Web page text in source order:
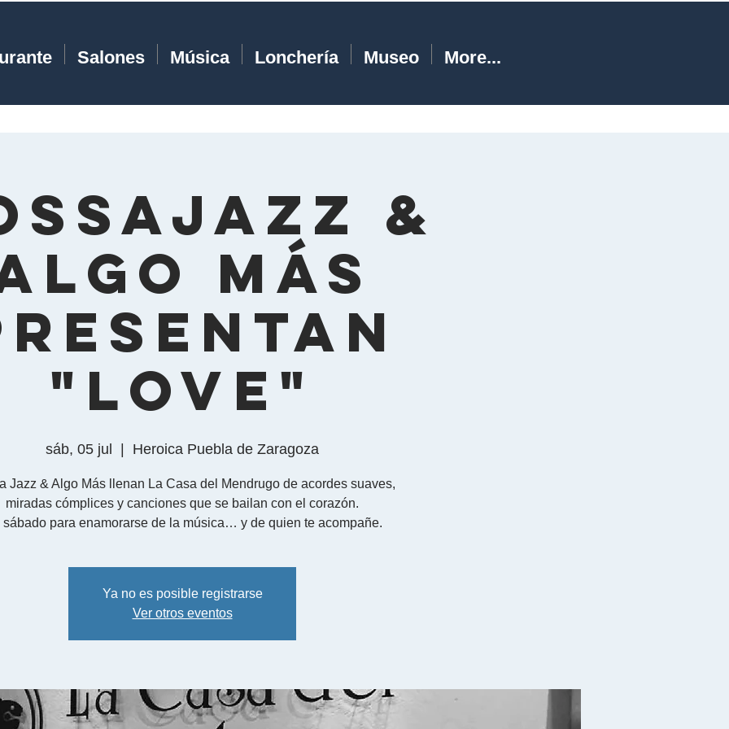
Salones Música Lonchería Museo More...
&
Más
"Love"
sáb, 05 jul Heroica Puebla de Zaragoza
Jazz & Algo Más llenan La Casa del Mendrugo de acordes suaves,
miradas cómplices y canciones que se bailan con el corazón.
Ya no es posible registrarse
Ver otros eventos